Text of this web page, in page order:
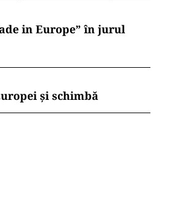
in Europe” în jurul
și schimbă